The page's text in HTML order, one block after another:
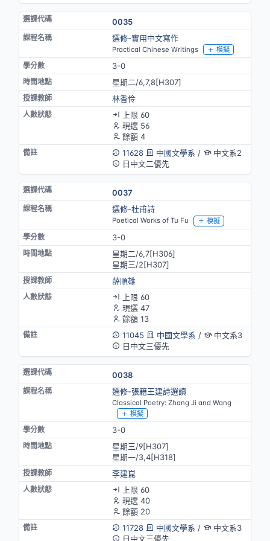
0035
選修-實用中文寫作
Practical Chinese Writings 模擬
3-0
星期二/6,7,8[H307]
林香伶
上限 60
現選 56
餘額 4
11628
中國文學系 /
中文系2
日中文二優先
0037
選修-杜甫詩
Poetical Works of Tu Fu 模擬
3-0
星期二/6,7[H306]
星期三/2[H307]
薛順雄
上限 60
現選 47
餘額 13
11045
中國文學系 /
中文系3
日中文三優先
0038
選修-張籍王建詩選讀
Classical Poetry: Zhang Ji and Wang
模擬
3-0
星期三/9[H307]
星期一/3,4[H318]
李建崑
上限 60
現選 40
餘額 20
11728
中國文學系 /
中文系3
日中文三優先